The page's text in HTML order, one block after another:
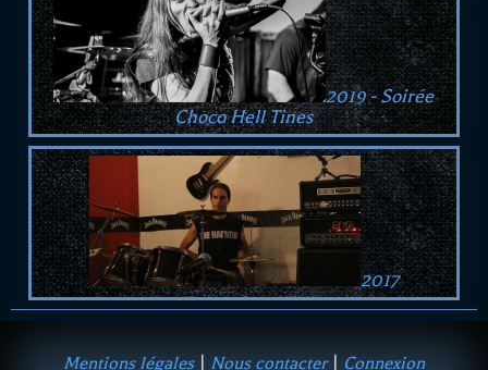
2019 - Soirée
Choco Hell Tines
2017
Mentions légales| Nous contacter| Connexion